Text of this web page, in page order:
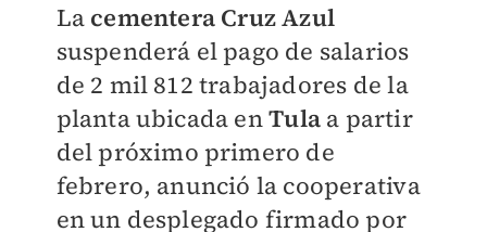
La cementera Cruz Azul
suspenderá el pago de salarios
de 2 mil 812 trabajadores de la
planta ubicada enTulaa partir
del próximo primero de
febrero, anunció la cooperativa
en un desplegado firmado por